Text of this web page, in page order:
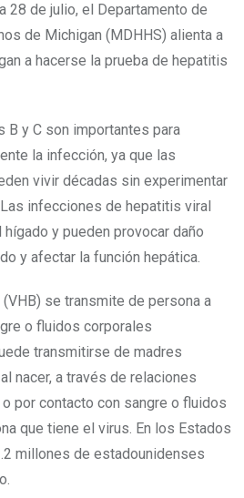
28 de julio, el Departamento de
de Michigan (MDHHS) alienta a
a hacerse la prueba de hepatitis
B y C son importantes para
la infección, ya que las
vivir décadas sin experimentar
infecciones de hepatitis viral
y pueden provocar daño
y afectar la función hepática.
se transmite de persona a
o fluidos corporales
transmitirse de madres
nacer, a través de relaciones
por contacto con sangre o fluidos
que tiene el virus. En los Estados
millones de estadounidenses